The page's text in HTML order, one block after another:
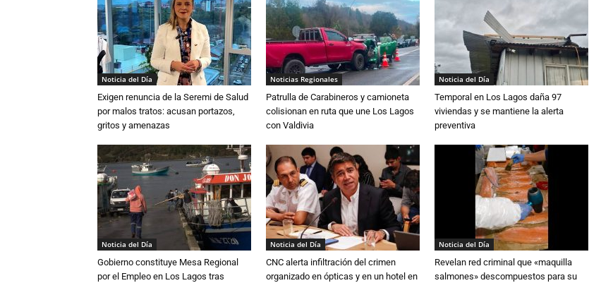
Noticia del Día
Exigen renuncia de la Seremi de Salud
por malos tratos: acusan portazos,
gritos y amenazas
Noticias Regionales
Patrulla de Carabineros y camioneta
colisionan en ruta que une Los Lagos
con Valdivia
Noticia del Día
Temporal en Los Lagos daña 97
viviendas y se mantiene la alerta
preventiva
Noticia del Día
Gobierno constituye Mesa Regional
por el Empleo en Los Lagos tras
Noticia del Día
CNC alerta infiltración del crimen
organizado en ópticas y en un hotel en
Noticia del Día
Revelan red criminal que «maquilla
salmones» descompuestos para su